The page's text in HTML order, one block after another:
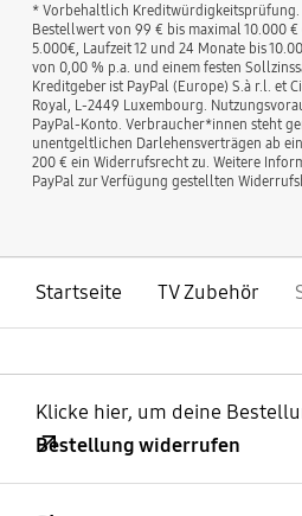
* Vorbehaltlich Kreditwürdigkeitsprüfung.
Bestellwert von 99 € bis maximal 10.000
5.000€, Laufzeit 12 und 24 Monate bis
von 0,00 % p.a. und einem festen
Kreditgeber ist PayPal (Europe) S.à r.l. et
Royal, L-2449 Luxembourg.
PayPal-Konto. Verbraucher*innen steht
unentgeltlichen Darlehensverträgen ab
200 € ein Widerrufsrecht zu. Weitere
PayPal zur Verfügung gestellten
Startseite TV Zubehör
Klicke hier, um deine
Bestellung widerrufen